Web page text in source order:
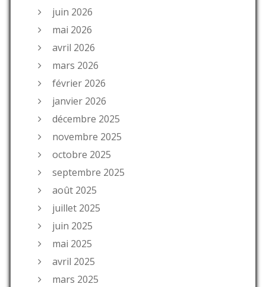
juin 2026
mai 2026
avril 2026
mars 2026
février 2026
janvier 2026
décembre 2025
novembre 2025
octobre 2025
septembre 2025
août 2025
juillet 2025
juin 2025
mai 2025
avril 2025
mars 2025